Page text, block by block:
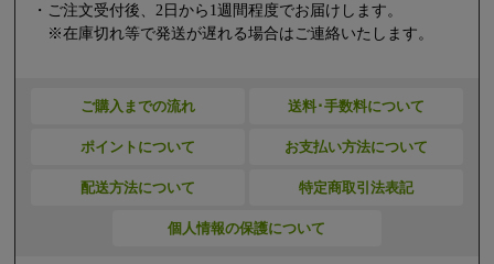
・ご注文受付後、2日から1週間程度でお届けします。
※在庫切れ等で発送が遅れる場合はご連絡いたします。
ご購入までの流れ 送料･手数料について
ポイントについて お支払い方法について
配送方法について 特定商取引法表記
個人情報の保護について